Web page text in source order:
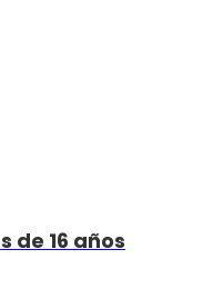
de 16 años